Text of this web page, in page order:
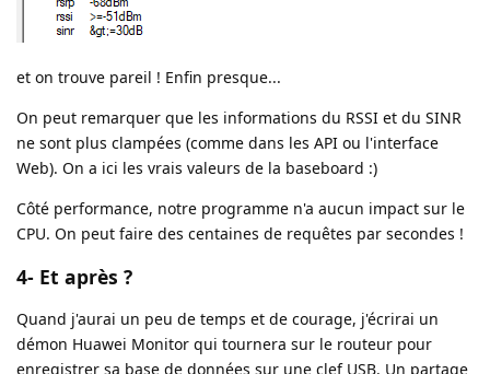
et on trouve pareil ! Enfin presque...
On peut remarquer que les informations du RSSI et du SINR
ne sont plus clampées (comme dans les API ou l'interface
Web). On a ici les vrais valeurs de la baseboard :)
Côté performance, notre programme n'a aucun impact sur le
CPU. On peut faire des centaines de requêtes par secondes !
4- Et après ?
Quand j'aurai un peu de temps et de courage, j'écrirai un
démon Huawei Monitor qui tournera sur le routeur pour
enregistrer sa base de données sur une clef USB. Un partage